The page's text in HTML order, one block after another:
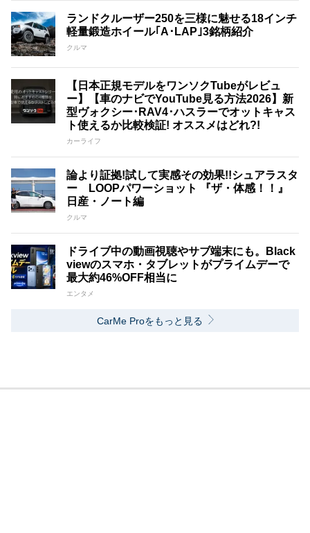
ランドクルーザー250を三様に魅せる18インチ
軽量鍛造ホイール｢A･LAP｣3銘柄紹介
クルマ
【日本正規モデルをワンソクTubeがレビュ
ー】【車のナビでYouTube見る方法2026】新
型ヴォクシー･RAV4･ハスラーでオットキャス
ト使えるか比較検証! オススメはどれ?!
カーライフ
論より証拠!試して実感その効果!!シュアラスタ
ー LOOPパワーショット 『ザ・体感！！』
日産・ノート編
クルマ
ドライブ中の動画視聴やサブ端末にも。Black
viewのスマホ・タブレットがプライムデーで
最大約46%OFF相当に
エンタメ
CarMe Proをもっと見る